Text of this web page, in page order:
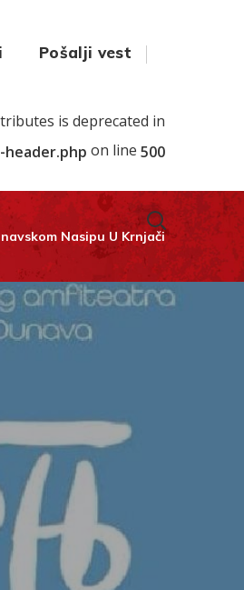
Pošalji vest
is deprecated in
on line 500
Nasipu U Krnjači